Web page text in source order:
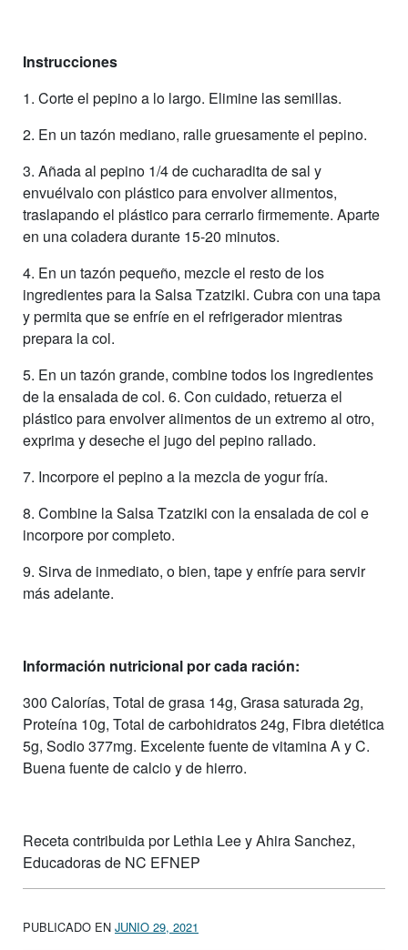
Instrucciones
1. Corte el pepino a lo largo. Elimine las semillas.
2. En un tazón mediano, ralle gruesamente el pepino.
3. Añada al pepino 1/4 de cucharadita de sal y
envuélvalo con plástico para envolver alimentos,
traslapando el plástico para cerrarlo firmemente. Aparte
en una coladera durante 15-20 minutos.
4. En un tazón pequeño, mezcle el resto de los
ingredientes para la Salsa Tzatziki. Cubra con una tapa
y permita que se enfríe en el refrigerador mientras
prepara la col.
5. En un tazón grande, combine todos los ingredientes
de la ensalada de col. 6. Con cuidado, retuerza el
plástico para envolver alimentos de un extremo al otro,
exprima y deseche el jugo del pepino rallado.
7. Incorpore el pepino a la mezcla de yogur fría.
8. Combine la Salsa Tzatziki con la ensalada de col e
incorpore por completo.
9. Sirva de inmediato, o bien, tape y enfríe para servir
más adelante.
Información nutricional por cada ración:
300 Calorías, Total de grasa 14g, Grasa saturada 2g,
Proteína 10g, Total de carbohidratos 24g, Fibra dietética
5g, Sodio 377mg. Excelente fuente de vitamina A y C.
Buena fuente de calcio y de hierro.
Receta contribuida por Lethia Lee y Ahira Sanchez,
Educadoras de NC EFNEP
PUBLICADO EN JUNIO 29, 2021